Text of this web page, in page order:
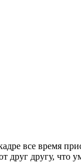
все время
друг другу, что